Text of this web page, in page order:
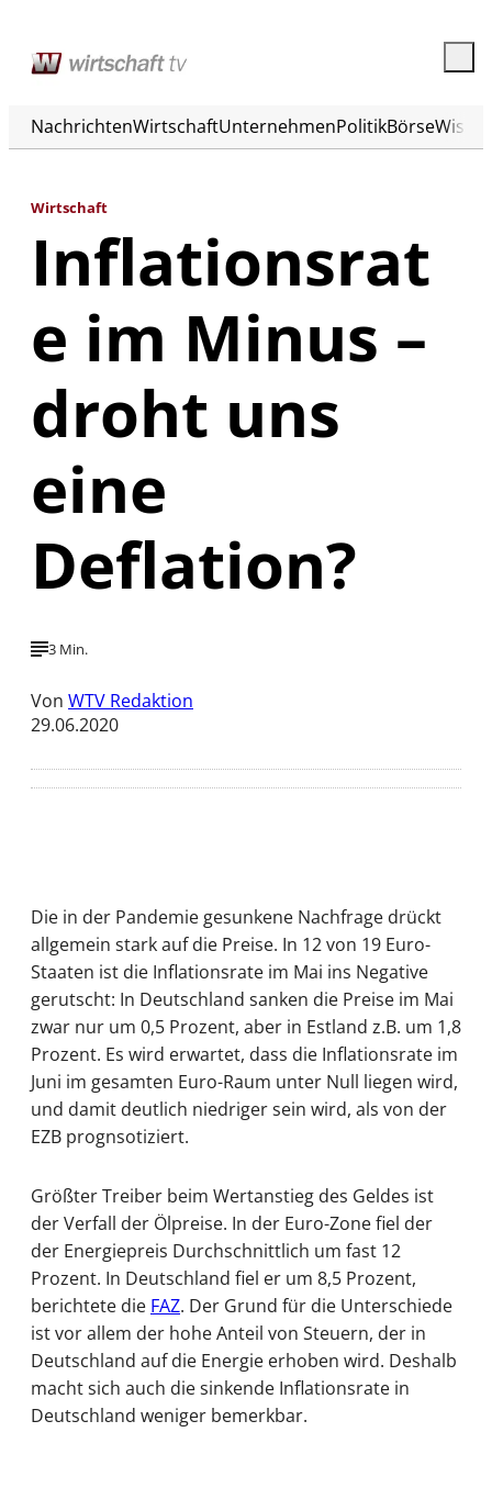
NachrichtenWirtschaftUnternehmenPolitikBörse
Wirtschaft
Inflationsrat
e im Minus –
droht uns
eine
Deflation?
3 Min.
Von WTV Redaktion
29.06.2020
Die in der Pandemie gesunkene Nachfrage drückt
allgemein stark auf die Preise. In 12 von 19 Euro-
Staaten ist die Inflationsrate im Mai ins Negative
gerutscht: In Deutschland sanken die Preise im Mai
zwar nur um 0,5 Prozent, aber in Estland z.B. um 1,8
Prozent. Es wird erwartet, dass die Inflationsrate im
Juni im gesamten Euro-Raum unter Null liegen wird,
und damit deutlich niedriger sein wird, als von der
EZB prognsotiziert.
Größter Treiber beim Wertanstieg des Geldes ist
der Verfall der Ölpreise. In der Euro-Zone fiel der
der Energiepreis Durchschnittlich um fast 12
Prozent. In Deutschland fiel er um 8,5 Prozent,
berichtete die FAZ. Der Grund für die Unterschiede
ist vor allem der hohe Anteil von Steuern, der in
Deutschland auf die Energie erhoben wird. Deshalb
macht sich auch die sinkende Inflationsrate in
Deutschland weniger bemerkbar.